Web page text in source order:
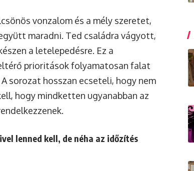
vonzalom és a mély szeretet,
maradni. Ted családra vágyott,
a letelepedésre. Ez a
prioritások folyamatosan falat
sorozat hosszan ecseteli, hogy nem
hogy mindketten ugyanabban az
lenned kell, de néha az időzítés